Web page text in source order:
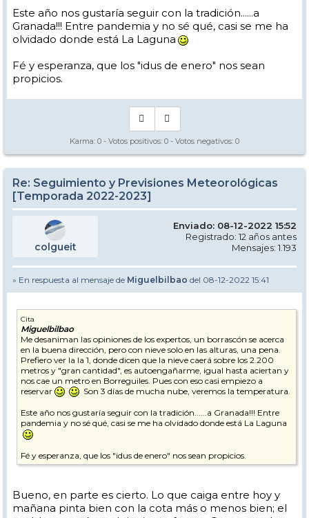
Este año nos gustaría seguir con la tradición......a
Granada!!! Entre pandemia y no sé qué, casi se me ha
olvidado donde está La Laguna
Fé y esperanza, que los "idus de enero" nos sean
propicios.
Karma: 0 - Votos positivos: 0 - Votos negativos: 0
Re: Seguimiento y Previsiones Meteorológicas
[Temporada 2022-2023]
colgueit
Enviado: 08-12-2022 15:52
Registrado: 12 años antes
Mensajes: 1.193
» En respuesta al mensaje de Miguelbilbao del 08-12-2022 15:41
Cita
Miguelbilbao
Me desaniman las opiniones de los expertos, un borrascón se acerca
en la buena dirección, pero con nieve solo en las alturas, una pena.
Prefiero ver la la 1, donde dicen que la nieve caerá sobre los 2.200
metros y "gran cantidad", es autoengañarme, igual hasta aciertan y
nos cae un metro en Borreguiles. Pues con eso casi empiezo a
reservar
Son 3 días de mucha nube, veremos la temperatura.
Este año nos gustaría seguir con la tradición......a Granada!!! Entre
pandemia y no sé qué, casi se me ha olvidado donde está La Laguna
Fé y esperanza, que los "idus de enero" nos sean propicios.
Bueno, en parte es cierto. Lo que caiga entre hoy y
mañana pinta bien con la cota más o menos bien; el